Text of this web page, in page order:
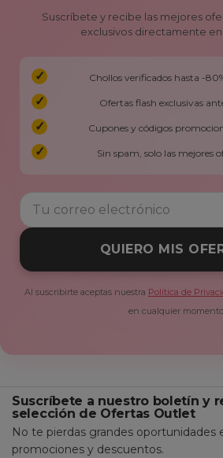
Suscríbete y recibe las mejores
exclusivos directamente
Chollos verificados hasta -
Ofertas flash exclusivas
Cupones y códigos
Sin spam, solo las mejores
QUIERO MIS
Al suscribirte aceptas nuestra Política de
en cualquier
Suscríbete a nuestro boletín y
selección de Ofertas Outlet
No te pierdas grandes
promociones y descuentos.